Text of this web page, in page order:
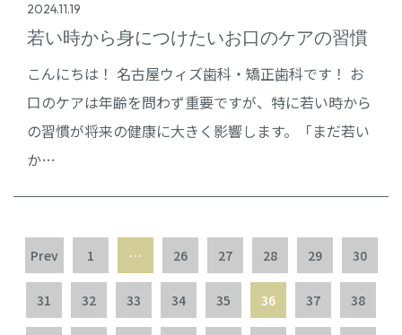
2024.11.19
若い時から身につけたいお口のケアの習慣
こんにちは！ 名古屋ウィズ歯科・矯正歯科です！ お
口のケアは年齢を問わず重要ですが、特に若い時から
の習慣が将来の健康に大きく影響します。「まだ若い
か…
Prev 1 … 26 27 28 29 30
31 32 33 34 35 36 37 38